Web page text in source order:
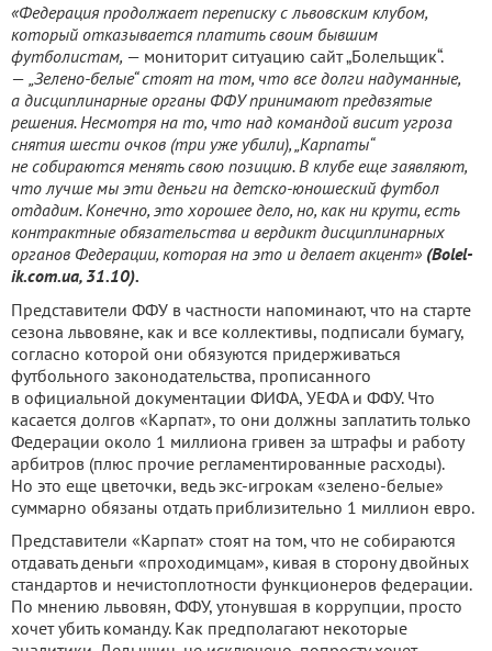
«Федерация продолжает переписку с львовским клубом,
который отказывается платить своим бывшим
футболистам, — мониторит ситуацию сайт „Болельщик“.
— „Зелено-белые“ стоят на том, что все долги надуманные,
а дисциплинарные органы ФФУ принимают предвзятые
решения. Несмотря на то, что над командой висит угроза
снятия шести очков (три уже убили), „Карпаты“
не собираются менять свою позицию. В клубе еще заявляют,
что лучше мы эти деньги на детско-юношеский футбол
отдадим. Конечно, это хорошее дело, но, как ни крути, есть
контрактные обязательства и вердикт дисциплинарных
органов Федерации, которая на это и делает акцент» (Bolel-
ik.com.ua, 31.10).
Представители ФФУ в частности напоминают, что на старте
сезона львовяне, как и все коллективы, подписали бумагу,
согласно которой они обязуются придерживаться
футбольного законодательства, прописанного
в официальной документации ФИФА, УЕФА и ФФУ. Что
касается долгов «Карпат», то они должны заплатить только
Федерации около 1 миллиона гривен за штрафы и работу
арбитров (плюс прочие регламентированные расходы).
Но это еще цветочки, ведь экс-игрокам «зелено-белые»
суммарно обязаны отдать приблизительно 1 миллион евро.
Представители «Карпат» стоят на том, что не собираются
отдавать деньги «проходимцам», кивая в сторону двойных
стандартов и нечистоплотности функционеров федерации.
По мнению львовян, ФФУ, утонувшая в коррупции, просто
хочет убить команду. Как предполагают некоторые